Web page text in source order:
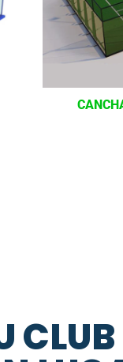
CLUB